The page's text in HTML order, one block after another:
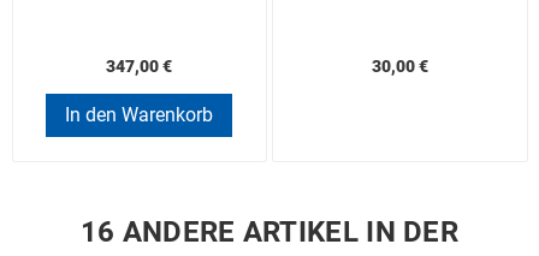
347,00 €
In den Warenkorb
30,00 €
16 ANDERE ARTIKEL IN DER